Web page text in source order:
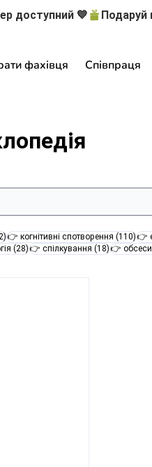
доступний 💙
фахівця Співпраця
182 пости
👉 когнітивні спотворення (110)110
👉
(28)28 постів
👉 спілкування (18)18 постів
👉